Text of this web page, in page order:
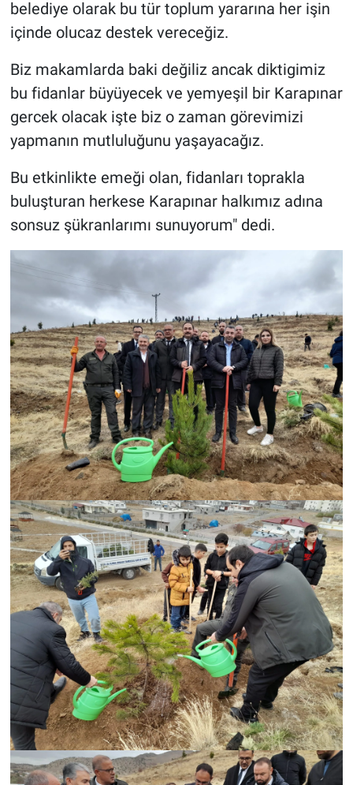
belediye olarak bu tür toplum yararına her işin
içinde olucaz destek vereceğiz.
Biz makamlarda baki değiliz ancak diktigimiz
bu fidanlar büyüyecek ve yemyeşil bir Karapınar
gercek olacak işte biz o zaman görevimizi
yapmanın mutluluğunu yaşayacağız.
Bu etkinlikte emeği olan, fidanları toprakla
buluşturan herkese Karapınar halkımız adına
sonsuz şükranlarımı sunuyorum" dedi.